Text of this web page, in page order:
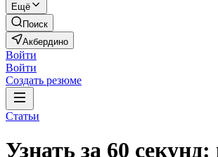
Ещё
Поиск
Акбердино
Войти
Войти
Создать резюме
Статьи
Узнать за 60 секунд: